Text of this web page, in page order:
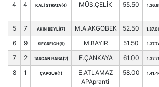
4 4 KALİ STRATA(4) MÜS.ÇELİK 55.50
5 7 AKIN BEYLİ(7) M.A.AKGÖBEK 52.50
6 9 SIEGREICH(9) M.BAYIR 51.50
7 2 TARCAN BABA(2) E.ÇANKAYA 61.00
8 1 ÇAPGUR(1)
E.ATLAMAZ
APApranti
58.00